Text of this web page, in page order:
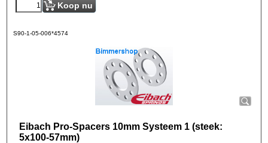
Koop nu
S90-1-05-006*4574
Eibach Pro-Spacers 10mm Systeem 1 (steek:
5x100-57mm)